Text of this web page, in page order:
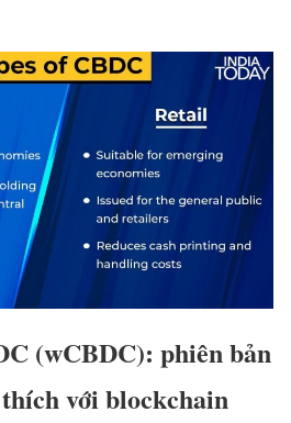
(wCBDC): phiên bản
với blockchain